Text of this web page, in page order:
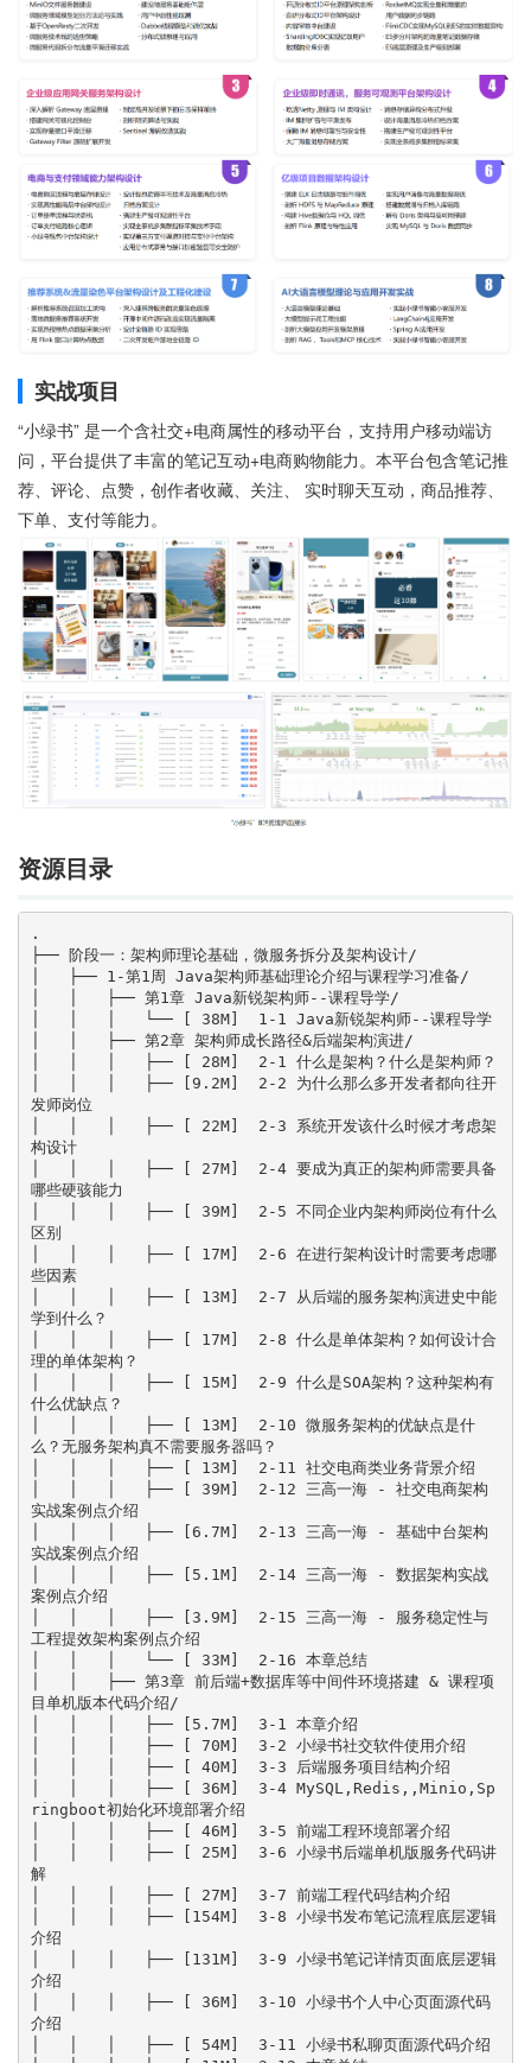
实战项目
“小绿书” 是一个含社交+电商属性的移动平台，支持用户移动端访
问，平台提供了丰富的笔记互动+电商购物能力。本平台包含笔记推
荐、评论、点赞，创作者收藏、关注、 实时聊天互动，商品推荐、
下单、支付等能力。
资源目录
.
├── 阶段一：架构师理论基础，微服务拆分及架构设计/
│   ├── 1-第1周 Java架构师基础理论介绍与课程学习准备/
│   │   ├── 第1章 Java新锐架构师--课程导学/
│   │   │   └── [ 38M]  1-1 Java新锐架构师--课程导学
│   │   ├── 第2章 架构师成长路径&后端架构演进/
│   │   │   ├── [ 28M]  2-1 什么是架构？什么是架构师？
│   │   │   ├── [9.2M]  2-2 为什么那么多开发者都向往开发师岗位
│   │   │   ├── [ 22M]  2-3 系统开发该什么时候才考虑架构设计
│   │   │   ├── [ 27M]  2-4 要成为真正的架构师需要具备哪些硬骇能力
│   │   │   ├── [ 39M]  2-5 不同企业内架构师岗位有什么区别
│   │   │   ├── [ 17M]  2-6 在进行架构设计时需要考虑哪些因素
│   │   │   ├── [ 13M]  2-7 从后端的服务架构演进史中能学到什么？
│   │   │   ├── [ 17M]  2-8 什么是单体架构？如何设计合理的单体架构？
│   │   │   ├── [ 15M]  2-9 什么是SOA架构？这种架构有什么优缺点？
│   │   │   ├── [ 13M]  2-10 微服务架构的优缺点是什么？无服务架构真不需要服务器吗？
│   │   │   ├── [ 13M]  2-11 社交电商类业务背景介绍
│   │   │   ├── [ 39M]  2-12 三高一海 - 社交电商架构实战案例点介绍
│   │   │   ├── [6.7M]  2-13 三高一海 - 基础中台架构实战案例点介绍
│   │   │   ├── [5.1M]  2-14 三高一海 - 数据架构实战案例点介绍
│   │   │   ├── [3.9M]  2-15 三高一海 - 服务稳定性与工程提效架构案例点介绍
│   │   │   └── [ 33M]  2-16 本章总结
│   │   ├── 第3章 前后端+数据库等中间件环境搭建 & 课程项目单机版本代码介绍/
│   │   │   ├── [5.7M]  3-1 本章介绍
│   │   │   ├── [ 70M]  3-2 小绿书社交软件使用介绍
│   │   │   ├── [ 40M]  3-3 后端服务项目结构介绍
│   │   │   ├── [ 36M]  3-4 MySQL,Redis,,Minio,Springboot初始化环境部署介绍
│   │   │   ├── [ 46M]  3-5 前端工程环境部署介绍
│   │   │   ├── [ 25M]  3-6 小绿书后端单机版服务代码讲解
│   │   │   ├── [ 27M]  3-7 前端工程代码结构介绍
│   │   │   ├── [154M]  3-8 小绿书发布笔记流程底层逻辑介绍
│   │   │   ├── [131M]  3-9 小绿书笔记详情页面底层逻辑介绍
│   │   │   ├── [ 36M]  3-10 小绿书个人中心页面源代码介绍
│   │   │   ├── [ 54M]  3-11 小绿书私聊页面源代码介绍
│   │   │   └── [ 11M]  3-12 本章总结
│   │   └── 第4章 Nginx实战应用讲解/
│   │       ├── [6.2M]  4-1 本章介绍
│   │       ├── [ 25M]  4-2 从单体架构到分布式架构演进（一）小绿书平台单体架构痛点分析
│   │       ├── [115M]  4-3 从单体架构到分布式架构演进（二）负载均衡器的产品选型
│   │       ├── [100M]  4-4 Nginx环境安装与常用命令学习
│   │       ├── [110M]  4-5 深度思考-Nginx配置文件相关参数含义介绍
│   │       ├── [208M]  4-6 Nginx最佳实践（一）小绿书负载均衡配置实践
│   │       ├── [ 92M]  4-7 Nginx最佳实践（二）跨域配置实践
│   │       ├── [ 98M]  4-8 Nginx最佳实践（三）容器化下的Nginx如何进行管理
│   │       ├── [155M]  4-9 Nginx最佳实践（四）基于lua实现Nginx的服务发现与动态负载均衡（上）
│   │       ├── [ 90M]  4-10 Nginx最佳实践（五）基于lua实现Nginx的服务发现与动态负载均衡（下）
│   │       ├── [ 75M]  4-11 OpenResty的容器化部署介绍
│   │       ├── [142M]  4-12 OpenResty基于lua的动态服务发现能力实现与效果验证
│   │       └── [ 44M]  4-13 本章总结
│   ├── 2-第2周 微服务拆分实战/
│   │   ├── 第1章 小绿书应用之微服务拆分实践/
│   │   │   ├── [ 10M]  1-1 本章介绍
│   │   │   ├── [ 83M]  1-2 小绿书架构演进 - 分布式架构和微服务架构的设计理念
│   │   │   ├── [115M]  1-3 微服务架构技术选型（一）如何对远程通讯技术栈进行选型？(上）
│   │   │   ├── [ 47M]  1-4 微服务架构技术选型（一）如何对远程通讯技术栈进行选型？(下)
│   │   │   ├── [ 57M]  1-5 微服务架构技术选型（二）如何对注册中心进行技术栈选型？
│   │   │   ├── [ 43M]  1-6 微服务架构技术选型（三）如何对消息中间件技术栈进行选型？
│   │   │   ├── [ 35M]  1-7 小绿书业务领域划分设计
│   │   │   ├── [ 76M]  1-8 Nacos环境安装实战-
│   │   │   ├── [ 74M]  1-9 RocketMQ环境安装实战
│   │   │   ├── [ 81M]  1-10 微服务脚手架工程结构介绍
│   │   │   ├── [178M]  1-11 用户模块微服务拆分实战（一）
│   │   │   ├── [225M]  1-12 用户模块微服务拆分实战（二）
│   │   │   ├── [197M]  1-13 用户模块微服务拆分实战（三）
│   │   │   ├── [202M]  1-14 用户模块微服务拆分实战（四）
│   │   │   ├── [207M]  1-15 消息中台的微服务拆分实战
│   │   │   ├── [356M]  1-16 内容中台的微服务拆分实战
│   │   │   ├── [ 50M]  1-17 深度思考：微服务拆解注意事项
│   │   │   ├── @优库it资源网ukoou.com
│   │   │   ├── [139M]  1-18 消息服务-api层代码和配置迁移实践
│   │   │   ├── [142M]  1-19 消息服务-api层的微服务迁移与切流效果演示
│   │   │   ├── [ 45M]  1-20 内容服务-api层的微服务迁移与切流效果演示
│   │   │   ├── [ 71M]  1-21 用户中台-api层的微服务迁移与切流效果演示
│   │   │   └── [ 88M]  1-22 本章总结
│   │   └── 第2章 小绿书之微服务基础组件架构设计/
│   │       ├── [6.5M]  2-1 本章介绍
│   │       ├── [ 47M]  2-2 用户中台核心链路接口梳理与本地dubbo调试思路讲解
│   │       ├── [128M]  2-3 用户中台分布式缓存实战（一）
│   │       ├── [113M]  2-4 用户中台分布式缓存实战（二）
│   │       ├── [184M]  2-5 基础脚手架初步搭建与内容中台分布式缓存实战
│   │       ├── [ 98M]  2-6 深入浅出dubbo线程模型（一）
│   │       ├── [ 57M]  2-7 深入浅出dubbo线程模型（二）
│   │       ├── [223M]  2-8 dubbo接口压力测试实战
│   │       ├── [169M]  2-9 minio层的统一封装优化（一）
│   │       ├── [165M]  2-10 minio层的统一封装优化（二）
│   │       ├── [146M]  2-11 笔记评论统计+关注接口优化
│   │       ├── [ 53M]  2-12 笔记评论分页接口性能优化分析
│   │       ├── [ 95M]  2-13 笔记评论加入redis缓存列表实战
│   │       ├── [ 83M]  2-14 统一web层的starter迁移封装
│   │       ├── [148M]  2-15 Dubbo服务端异常捕获过滤器实现
│   │       ├── [ 71M]  2-16 小绿书手机号敏感信息加解密处理设计介绍
│   │       ├── [125M]  2-17 基于Mybatis拦截器实现手机号敏感信息加解密处理
│   │       ├── [ 40M]  2-18 小绿书服务容器化部署实践
│   │       └── [ 51M]  2-19 本章总结
│   └── 3-第3周 分布式锁&分布式ID实战/
│       └── 第1章 分布式ID平台架构设计与落地/
│           ├── [ 26M]  2-1 本章介绍
│           ├── [119M]  2-2 详解UUID
│           ├── [ 53M]  2-3 详解自增ID方案
│           ├── [ 54M]  2-4 数据库多主模式
│           ├── [9.3M]  2-5 数据库多主模式优缺点
│           ├── [ 84M]  2-6 Redis实现分布式ID设计思想
│           ├── [255M]  2-7 Redis分布式ID代码实现
│           ├── [ 70M]  2-8 号段模式
│           ├── [ 23M]  2-9 号段模式双segment模式思路讲解
│           ├── [ 47M]  2-10 剖析雪花算法原理
│           ├── [296M]  2-11 解析雪花算法源码
│           ├── [119M]  2-12 详解时间回拨解决方案
│           ├── [ 92M]  2-13 详解时间回拨解决方案
│           ├── [196M]  2-14 详解美团leaf实现原理
│           ├── [206M]  2-15 详解美团leaf实现原理
│           ├── [227M]  2-16 解析Leaf号段模式源码
│           ├── [328M]  2-17 解析Leaf号段模式源码
│           ├── [108M]  2-18 解析Leaf号段模式源码
│           ├── [162M]  2-19 解析Leaf雪花算法模式源码
│           ├── [209M]  2-20 解析Mybatis-plus IdWorker原理源码
│           ├── [242M]  2-21 解析Mybatis-plusIdWorker原理源码
│           ├── [239M]  2-22 详解百度UidGenerator实现原理
│           ├── [105M]  2-23 详解小绿书分布式ID方案设计
│           ├── [243M]  2-24 详解小绿书分布式ID代码
│           ├── [296M]  2-25 详解小绿书分布式ID代码
│           ├── [106M]  2-26 小绿书分布式ID压测结果展示
│           └── [151M]  2-27 本章总结
└── 阶段二：实时存储架构设计/
    ├── 1-第4周 亿级规模数据同步链路异构化实战/
    │   └── 第1章 海量用户数据分表架构设计/
    │       ├── [6.6M]  1-1 本章介绍
    │       ├── [ 81M]  1-2 为什么要进行分库分表？结合系统用户中台分析数据库拆分背景
    │       ├── [ 51M]  1-3 常见的分库分表策略有哪些
    │       ├── [ 30M]  1-4 分库分表中间件选型
    │       ├── [116M]  1-5 数据分库分表平滑迁移方案分析
    │       ├── [ 41M]  1-6 亿级用户表分库分表实战-用户数据表的预备初始化环节
    │       ├── [117M]  1-7 亿级用户表分库分表实战-ShardingJDBC实践案例介绍
    │       ├── [ 67M]  1-8 亿级用户表分库分表实战-用户中台引入ShardingJDBC效果验证
    │       ├── [172M]  1-9 亿级用户表分库分表实战-基于ShardingJDBC做多数据源垂直分片功能
    │       ├── [136M]  1-10 亿级用户表分库分表实战-基于ShardingJDBC的全量用户数据同步任务完成
    │       ├── [140M]  1-11 亿级用户表分库分表实战-基于RocketMQ做用户数据的增量同步准备
    │       ├── [239M]  1-12 亿级用户表分库分表实战-用户数据增量同步如何实现？数据一致性如何保障？
    │       ├── [187M]  1-13 亿级用户表分库分表实战-用户中台数据同步核对任务
    │       ├── @优库IT资源网ukoou点com
    │       ├── [129M]  1-14 亿级用户表分库分表实战-全量同步+增量同步环节实战
    │       ├── [156M]  1-15 亿级用户表分库分表实战-用户中台数据切流代码实战
    │       ├── [ 72M]  1-16 海量用户关注存储方案设计-MySQL存储架构设计分析
    │       ├── [120M]  1-17 海量用户关注存储方案设计-ES存储架构底层原理深入剖析
    │       ├── [ 53M]  1-18 亿级规模数据的实时异构-Elasticsearch+Kibana环境搭建
    │       ├── [283M]  1-19 亿级规模数据的实时异构-Elasticsearch客户端工具的封装
    │       ├── [259M]  1-20 亿级规模数据的实时异构-用户关注service切换至es访问
    │       ├── [181M]  1-21  亿级规模数据的实时异构-Elasticsearch底层并发操作之乐观锁机制原理
    │       ├── [198M]  1-22 亿级规模数据的实时异构-CDC与Debezium的介绍
    │       ├── [ 89M]  1-23 亿级规模数据的实时异构-Flink-CDC链路初步介绍
    │       ├── [212M]  1-24 亿级规模数据的实时异构-FlinkCDC-MySQL到MySQL之间的同步案例
    │       ├── [194M]  1-25 亿级规模数据的实时异构-FlinkCDC全量+增量数据变更效果实践
    │       ├── [143M]  1-26 亿级规模数据的实时异构-FlinkCDC MySQL数据同步至ES实践
    │       ├── [103M]  1-27 亿级规模数据的实时异构-FlinkCDC 关注数据从MySQL同步数据到ES链路优化+切流实践
    │       ├── [170M]  1-28 亿级规模数据的实时异构-海量用户手机号存储迁移ES程序实战
    │       ├── [ 58M]  1-29 亿级规模数据的实时异构-基于FlinkCDC实现用户手机号原始表数据订阅变更验证
    │       ├── [197M]  1-30 亿级规模数据的实时异构-基于FlinkCDC实现用户手机关联表到es索引的实时同步链路以及效果验证
    │       ├── [144M]  1-31 用户登录记录表历史归档存储
    │       └── [ 65M]  1-32 本章总结
    └── 2-第5周 海量笔记数据存储架构升级/
        └── 第1章 审核中台的建设与海量笔记数据异构实战/
            ├── [ 10M]  1-1 本章介绍
            ├── [ 81M]  1-2 小绿书笔记审核流程分析介绍
            ├── [215M]  1-3 小绿书审核链路重构-消息队列异步化+审核中台构建
            ├── [173M]  1-4 小绿书审核链路重构-消息队列异步消费+多处理器审核机制设计
            ├── [188M]  1-5 小绿书审核链路重构-第三方多源接口对接设计思路
            ├── [186M]  1-6 小绿书审核链路重构-基于MQ的回调链路实现
            ├── [354M]  1-7 小绿书审核链路重构-审记日志持久化设计实现
            ├── [107M]  1-8 笔记审核链路的验证测试
            ├── [123M]  1-9 归档日志备份实践
            ├── [170M]  1-10 笔记内容索引构建与业务层代码实现逻辑讲解（一）
            ├── [141M]  1-11 笔记内容索引构建与业务层代码实现逻辑讲解（二）
            ├── [ 61M]  1-12 基于facade层的动态配置切流实现
            ├── [199M]  1-13 Elasticsearch技术实战-海量笔记数据存储场景中的深度分页策略选型
            ├── [ 82M]  1-14 Elasticsearch技术实战-由浅入深的索引别名最佳实践
            ├── [ 70M]  1-15 Elasticsearch技术实战-小绿书索引模版的实践讲解
            ├── [120M]  1-16 Elasticsearch技术实战-索引生命周期管理
            ├── [261M]  1-17 笔记数据异构-FlinkCDC完成笔记数据从MySQL到ES的同步链路（一）
            ├── [215M]  1-18 笔记数据异构-FlinkCDC完成笔记数据从MySQL到ES的同步链路（二）
            ├── [ 86M]  1-19 笔记数据异构-FlinkCDC链路最终效果验证
            └── [105M]  1-20 本章总结
├── 阶段三：企业级应用网关服务架构设计/
│   ├── 1-第6周 应用网关架构建设与二次开发实战/
│   │   └── 第1章 深入浅出SpringCloudGateway网关底层原理/
│   │       ├── [8.5M]  1-1 本章介绍
│   │       ├── [ 24M]  1-2 应用网关技术选型（一）
│   │       ├── [ 82M]  1-3 应用网关技术选型（二）
│   │       ├── [ 39M]  1-4 应用网关技术铺垫介绍
│   │       ├── [182M]  1-5 Gateway网关的源代码环境部署实战
│   │       ├── [237M]  1-6 Gateway的GatewayFilterFactory底层原理理解与实践
│   │       ├── [ 99M]  1-7 Gateway的GlobalFilter和GatewayFilter的区别是什么
│   │       ├── [178M]  1-8 响应式编程的基础理念介绍
│   │       ├── [239M]  1-9 ReactiveStreams和Jdk9的Flow介绍
│   │       ├── [ 97M]  1-10 SpringBoot WebFlux实战（一）基础环境准备
│   │       ├── [165M]  1-11 SpringBoot WebFlux实战（二）基于r2dbc的海量数据流式响应
│   │       ├── [ 54M]  1-12 SpringBoot WebFlux实战（三） webflux + sse的股票价格波动案例场景讲解
│   │       ├── [218M]  1-13 WebFlux源码级别请求链路的流程深入剖析
│   │       ├── [185M]  1-14 一款简易版本网关的设计思路+WebClient的介绍
│   │       ├── [ 63M]  1-15 WebFlux中的RouterFunction的理解
│   │       ├── [195M]  1-16 基于RouterFunction手写实现WebClient的动态远程调用
│   │       └── [ 59M]  1-17 本章回顾
│   └── 2-第7周 网关接口平滑迁移&统一认证能力支持/
│       └── 第1章 小绿书存量接口接入 & 安全认证能力改造支持/
│           ├── [3.9M]  1-1 本章介绍
│           ├── [ 39M]  1-2 存量服务的接口迁移至Gateway背景介绍
│           ├── [ 76M]  1-3 Console控制台的SDK设计思路
│           ├── [293M]  1-4 基于OpenFeign实现基础控制台SDK
│           ├── [125M]  1-5 OpenFeign注入动态路由拦截器
│           ├── @优KU IT资源网ukoou.com
│           ├── [118M]  1-6 扫描全量服务接口注册至Gateway
│           ├── [ 45M]  1-7 存量API服务的接口迁移效果检验
│           ├── [ 72M]  1-8 Nginx转Gateway配置实现+效果验证
│           ├── [334M]  1-9 Gateway实现Http转Dubbo接口（一）
│           ├